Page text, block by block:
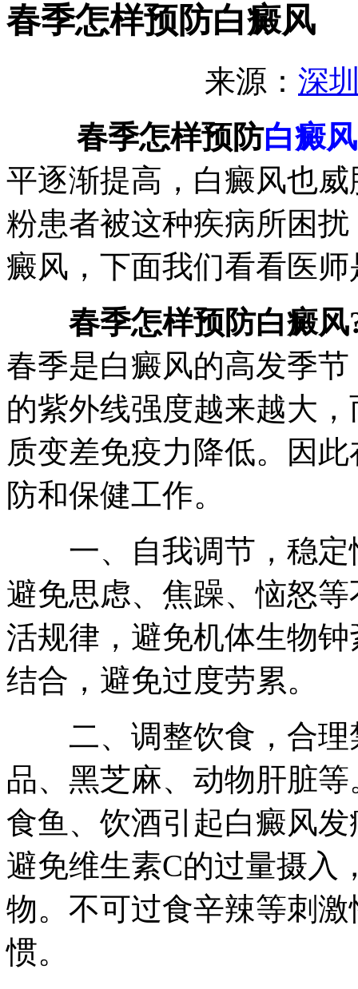
春季怎样预防白癜风
来源： 深
春季怎样预防白癜风
平逐渐提高，白癜风也
粉患者被这种疾病所困
癜风，下面我们看看医
春季怎样预防白癜风
春季是白癜风的高发季
的紫外线强度越来越大
质变差免疫力降低。因
防和保健工作。
一、自我调节，稳定
避免思虑、焦躁、恼怒
活规律，避免机体生物
结合，避免过度劳累。
二、调整饮食，合理
品、黑芝麻、动物肝脏
食鱼、饮酒引起白癜风
避免维生素C的过量摄入
物。不可过食辛辣等刺
惯。